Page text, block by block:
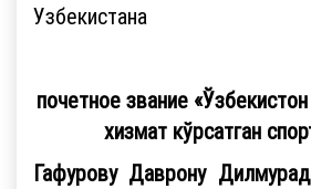
Узбекистана
почетное звание
хизмат кўрсатган
Гафурову Даврону